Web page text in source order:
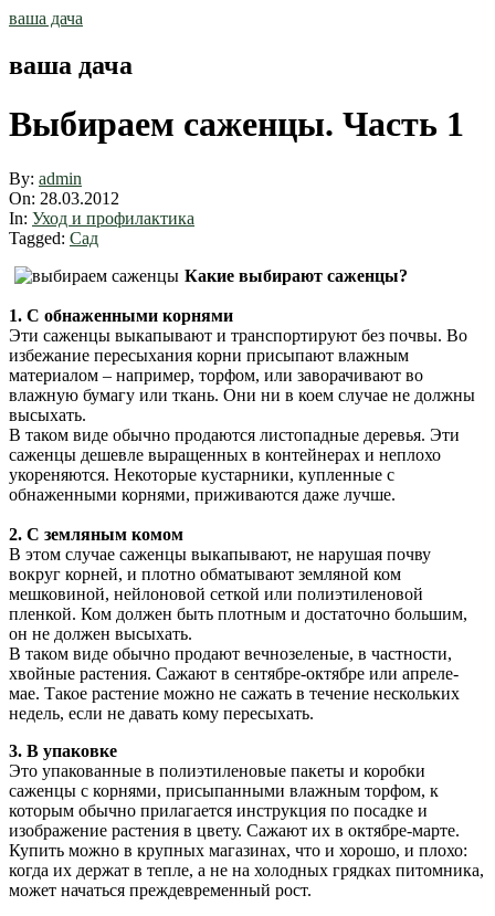
Skip
ваша дача
ваша дача
Выбираем саженцы. Часть 1
By: admin
On: 28.03.2012
In: Уход и профилактика
Tagged: Сад
Какие выбирают саженцы?
1. С обнаженными корнями
Эти саженцы выкапывают и транспортируют без почвы. Во
избежание пересыхания корни присыпают влажным
материалом – например, торфом, или заворачивают во
влажную бумагу или ткань. Они ни в коем случае не должны
высыхать.
В таком виде обычно продаются листопадные деревья. Эти
саженцы дешевле выращенных в контейнерах и неплохо
укореняются. Некоторые кустарники, купленные с
обнаженными корнями, приживаются даже лучше.
2. С земляным комом
В этом случае саженцы выкапывают, не нарушая почву
вокруг корней, и плотно обматывают земляной ком
мешковиной, нейлоновой сеткой или полиэтиленовой
пленкой. Ком должен быть плотным и достаточно большим,
он не должен высыхать.
В таком виде обычно продают вечнозеленые, в частности,
хвойные растения. Сажают в сентябре-октябре или апреле-
мае. Такое растение можно не сажать в течение нескольких
недель, если не давать кому пересыхать.
3. В упаковке
Это упакованные в полиэтиленовые пакеты и коробки
саженцы с корнями, присыпанными влажным торфом, к
которым обычно прилагается инструкция по посадке и
изображение растения в цвету. Сажают их в октябре-марте.
Купить можно в крупных магазинах, что и хорошо, и плохо:
когда их держат в тепле, а не на холодных грядках питомника,
может начаться преждевременный рост.